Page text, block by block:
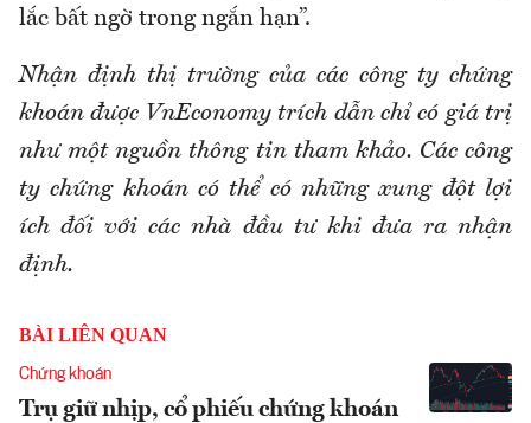
lắc bất ngờ trong ngắn hạn”.
Nhận định thị trường của các công ty chứng
khoán được VnEconomy trích dẫn chỉ có giá trị
như một nguồn thông tin tham khảo. Các công
ty chứng khoán có thể có những xung đột lợi
ích đối với các nhà đầu tư khi đưa ra nhận
định.
BÀI LIÊN QUAN
Chứng khoán
Trụ giữ nhịp, cổ phiếu chứng khoán